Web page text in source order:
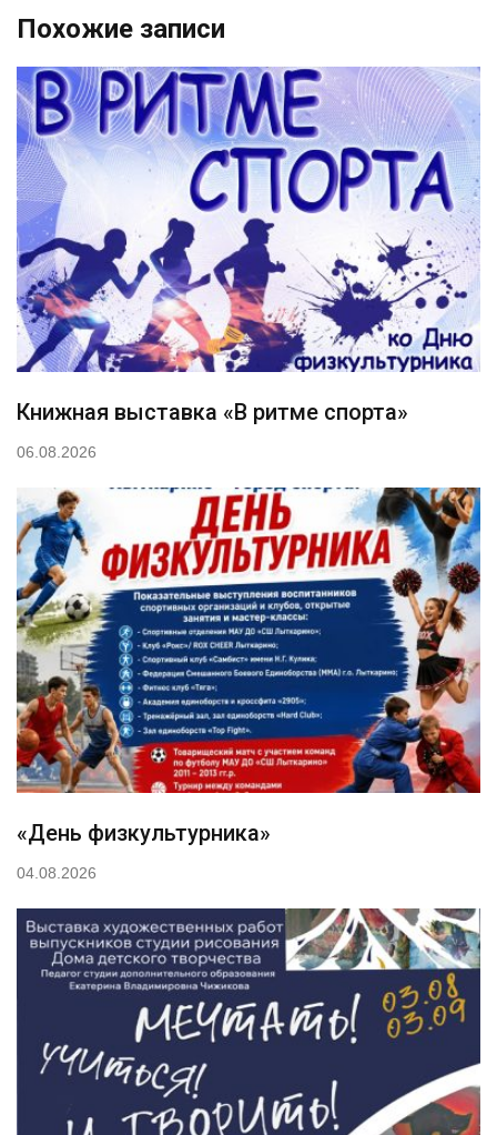
Похожие записи
Книжная выставка «В ритме спорта»
06.08.2026
«День физкультурника»
04.08.2026